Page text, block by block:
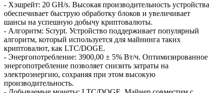
- Хэшрейт: 20 GH/s. Высокая производительность устройства
обеспечивает быструю обработку блоков и увеличивает
шансы на успешную добычу криптовалюты.
- Алгоритм: Scrypt. Устройство поддерживает популярный
алгоритм, который используется для майнинга таких
криптовалют, как LTC/DOGE.
- Энергопотребление: 3900,00 ± 5% Вт/ч. Оптимизированное
энергопотребление позволяет снизить затраты на
электроэнергию, сохраняя при этом высокую
производительность.